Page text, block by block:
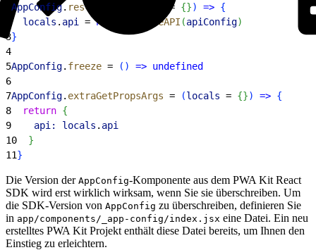
AppConfig. restore = {}) => {
  locals
. api = new CommerceAPI (apiConfig)
3}
4
5AppConfig. freeze = ( ) => undefined
6
7AppConfig. extraGetPropsArgs = (locals = {}) => {
8
  return
{
9
    api:
locals . api
10
}
11}
Die Version der AppConfig-Komponente aus dem PWA Kit React
SDK wird erst wirklich wirksam, wenn Sie sie überschreiben. Um
die SDK-Version von AppConfig zu überschreiben, definieren Sie
in app/components/_app-config/index.jsx eine Datei. Ein neu
erstelltes PWA Kit Projekt enthält diese Datei bereits, um Ihnen den
Einstieg zu erleichtern.